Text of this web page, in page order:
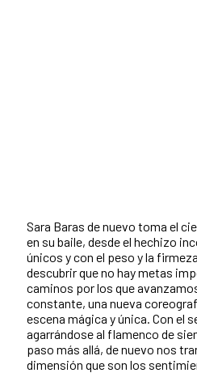
Sara Baras de nuevo toma el
en su baile, desde el hechizo
únicos y con el peso y la
descubrir que no hay metas
caminos por los que
constante, una nueva
escena mágica y única. Con el
agarrándose al flamenco de
paso más allá, de nuevo nos
dimensión que son los